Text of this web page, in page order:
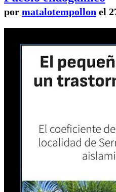
por matalotempollon el